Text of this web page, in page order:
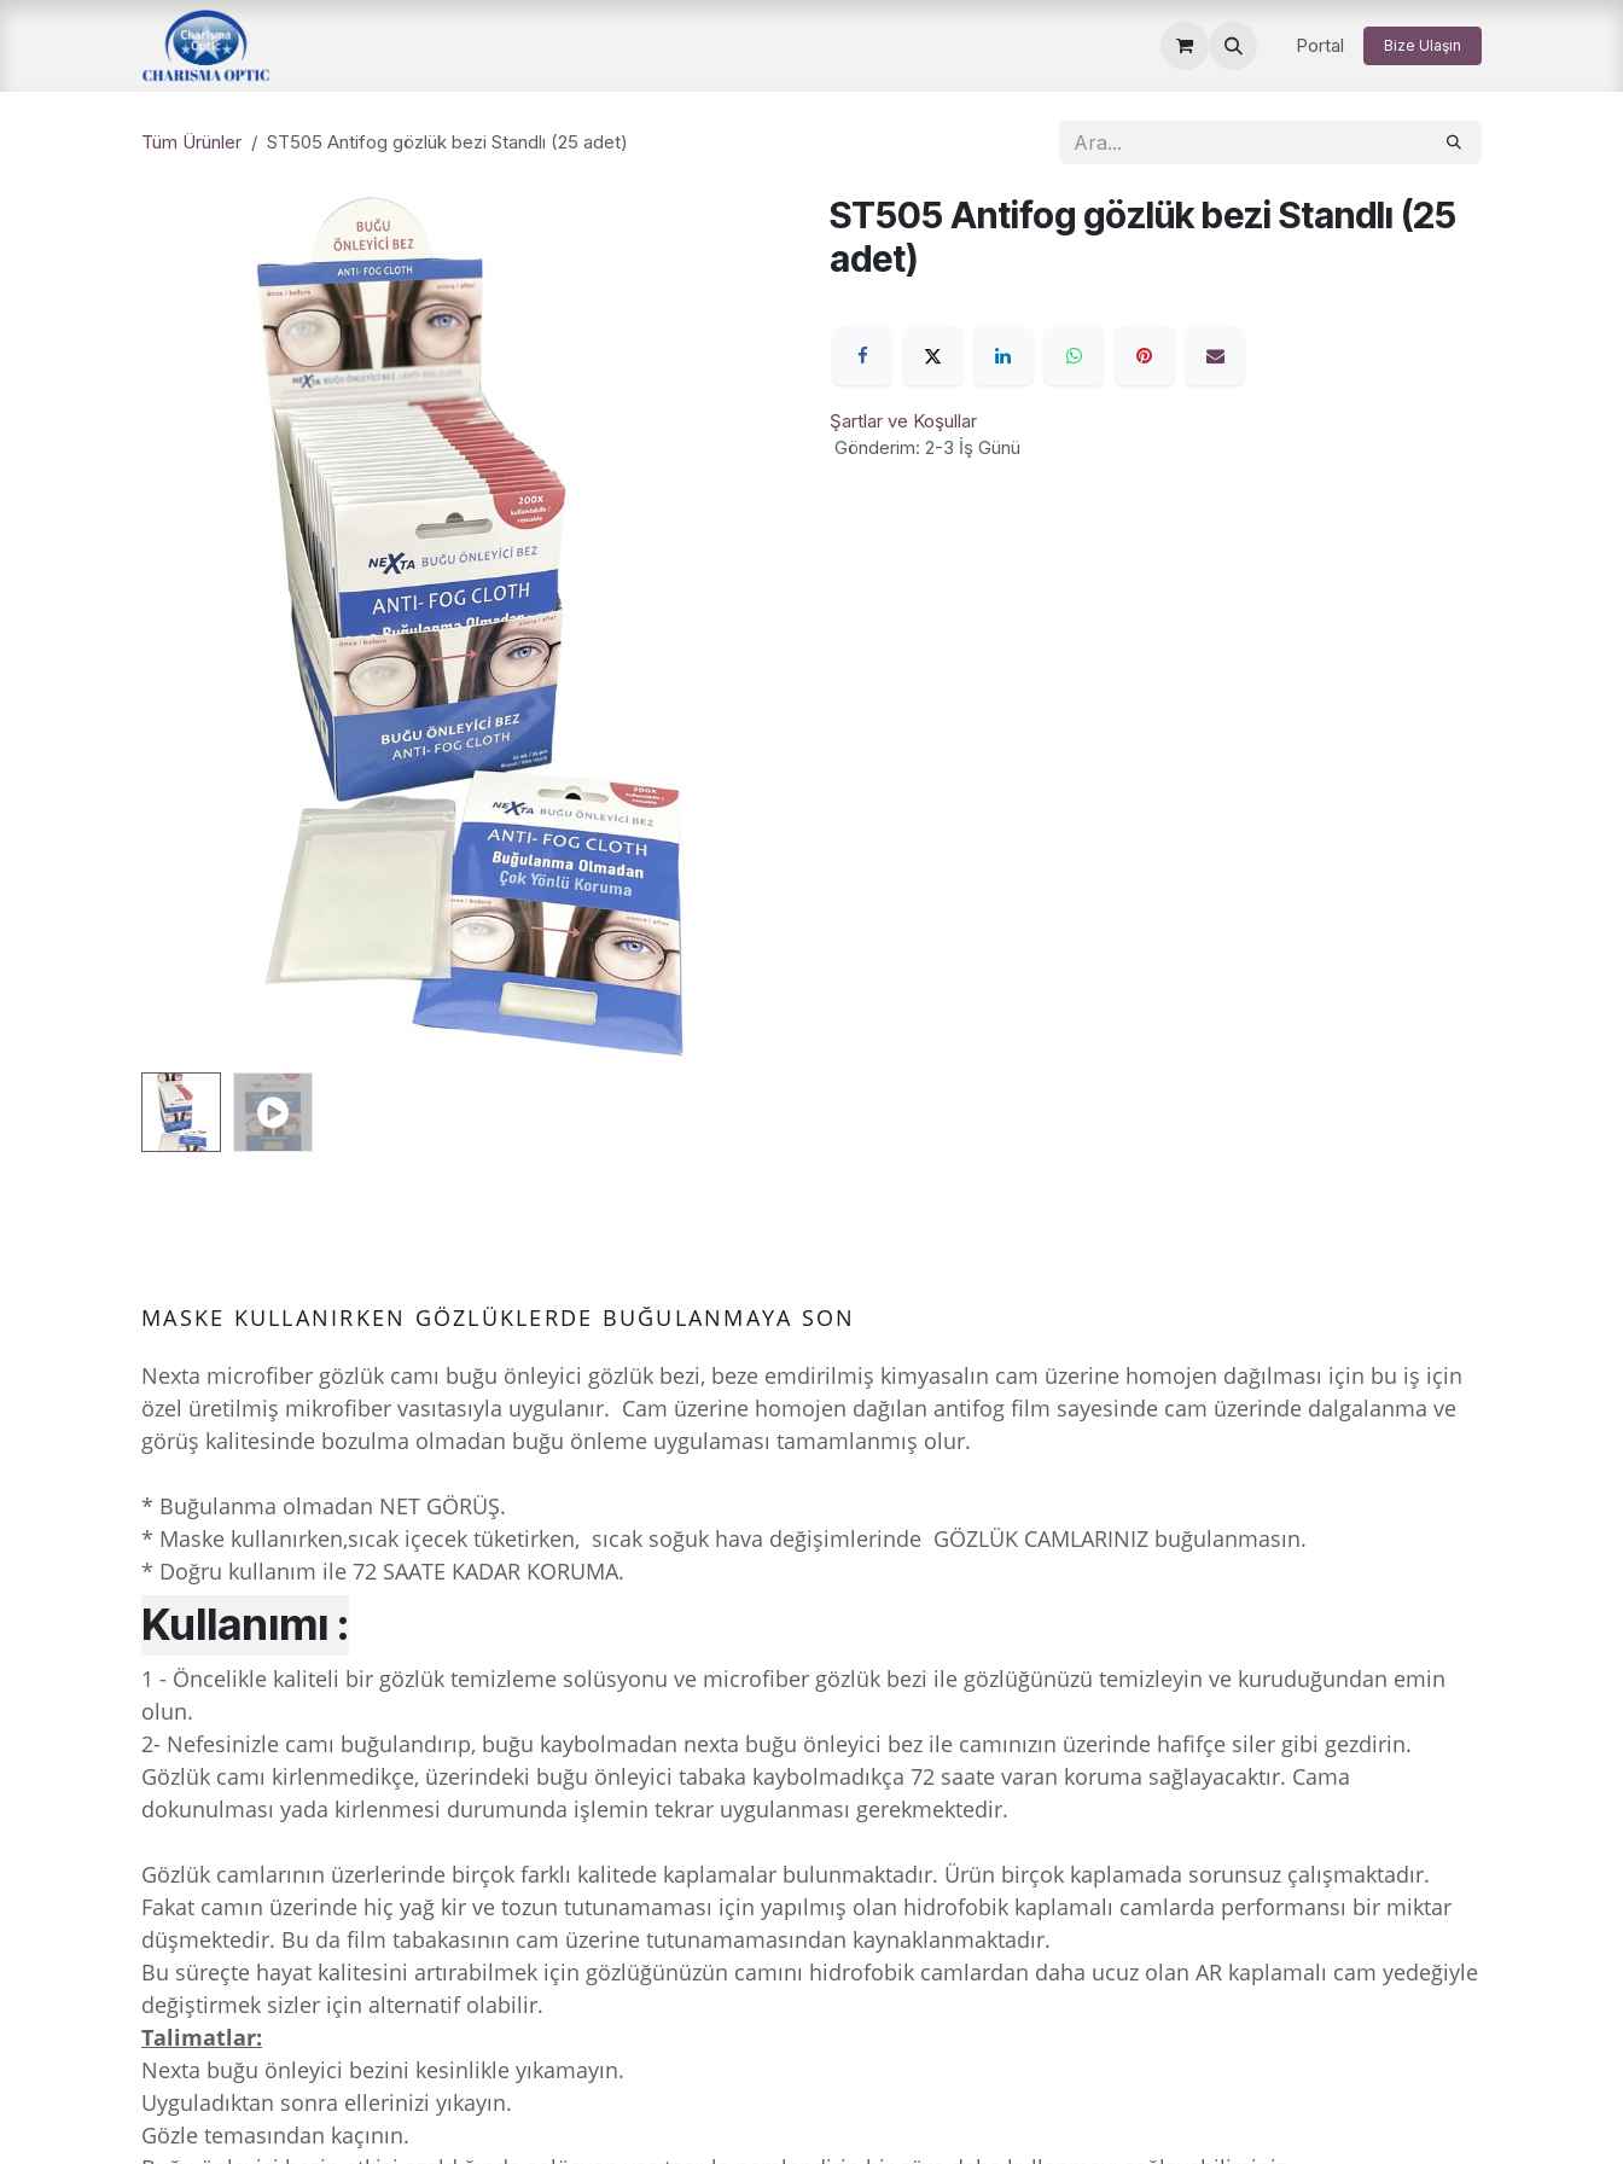
Portal Bize Ulaşın
Tüm Ürünler ST505 Antifog gözlük bezi Standlı (25 adet)
ST505 Antifog gözlük bezi Standlı (25
adet)
Şartlar ve Koşullar
Gönderim: 2-3 İş Günü
MASKE KULLANIRKEN GÖZLÜKLERDE BUĞULANMAYA SON
Nexta microfiber gözlük camı buğu önleyici gözlük bezi, beze emdirilmiş kimyasalın cam üzerine homojen dağılması için bu iş için
özel üretilmiş mikrofiber vasıtasıyla uygulanır. Cam üzerine homojen dağılan antifog film sayesinde cam üzerinde dalgalanma ve
görüş kalitesinde bozulma olmadan buğu önleme uygulaması tamamlanmış olur.
* Buğulanma olmadan NET GÖRÜŞ.
* Maske kullanırken,sıcak içecek tüketirken, sıcak soğuk hava değişimlerinde GÖZLÜK CAMLARINIZ buğulanmasın.
* Doğru kullanım ile 72 SAATE KADAR KORUMA.
Kullanımı :
1 - Öncelikle kaliteli bir gözlük temizleme solüsyonu ve microfiber gözlük bezi ile gözlüğünüzü temizleyin ve kuruduğundan emin
olun.
2- Nefesinizle camı buğulandırıp, buğu kaybolmadan nexta buğu önleyici bez ile camınızın üzerinde hafifçe siler gibi gezdirin.
Gözlük camı kirlenmedikçe, üzerindeki buğu önleyici tabaka kaybolmadıkça 72 saate varan koruma sağlayacaktır. Cama
dokunulması yada kirlenmesi durumunda işlemin tekrar uygulanması gerekmektedir.
Gözlük camlarının üzerlerinde birçok farklı kalitede kaplamalar bulunmaktadır. Ürün birçok kaplamada sorunsuz çalışmaktadır.
Fakat camın üzerinde hiç yağ kir ve tozun tutunamaması için yapılmış olan hidrofobik kaplamalı camlarda performansı bir miktar
düşmektedir. Bu da film tabakasının cam üzerine tutunamamasından kaynaklanmaktadır.
Bu süreçte hayat kalitesini artırabilmek için gözlüğünüzün camını hidrofobik camlardan daha ucuz olan AR kaplamalı cam yedeğiyle
değiştirmek sizler için alternatif olabilir.
Talimatlar:
Nexta buğu önleyici bezini kesinlikle yıkamayın.
Uyguladıktan sonra ellerinizi yıkayın.
Gözle temasından kaçının.